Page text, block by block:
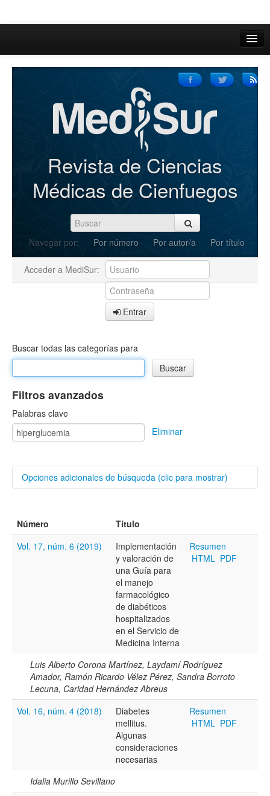
Inicio
Iniciar sesión
Registrarse
Revista de Ciencias
Médicas de Cienfuegos
Navegar por: Por número Por autor/a Por título
Acceder a MediSur:
Entrar
Buscar todas las categorías para
Filtros avanzados
Palabras clave
Eliminar
Opciones adicionales de búsqueda (clic para mostrar)
Autores/as
Texto completo
Archivo(s) adicional(es)
Número
Título
Vol. 17, núm. 6 (2019)
Implementación
y valoración de
una Guía para
el manejo
farmacológico
de diabéticos
hospitalizados
en el Servicio de
Medicina Interna
Resumen
HTML PDF
Luis Alberto Corona Martínez, Laydamí Rodríguez
Amador, Ramón Ricardo Vélez Pérez, Sandra Borroto
Lecuna, Caridad Hernández Abreus
Vol. 16, núm. 4 (2018)
Diabetes
mellitus.
Algunas
consideraciones
necesarias
Resumen
HTML PDF
Idalia Murillo Sevillano